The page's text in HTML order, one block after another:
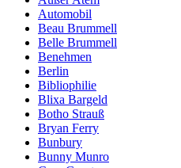
Automobil
Beau Brummell
Belle Brummell
Benehmen
Berlin
Bibliophilie
Blixa Bargeld
Botho Strauß
Bryan Ferry
Bunbury
Bunny Munro